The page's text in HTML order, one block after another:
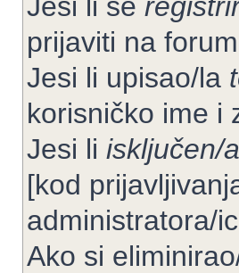
prijaviti na
Jesi li upisao/la
korisničko ime i
Jesi li isključen/a
[kod
administratora/
Ako si